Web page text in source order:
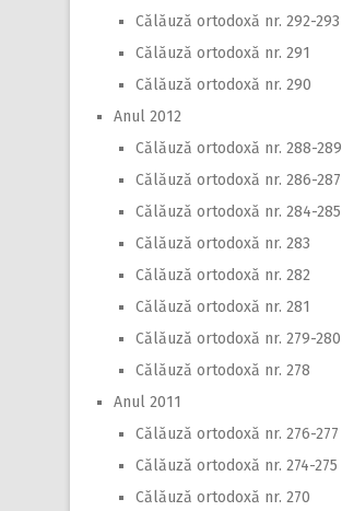
Călăuză ortodoxă nr. 292-293
Călăuză ortodoxă nr. 291
Călăuză ortodoxă nr. 290
Anul 2012
Călăuză ortodoxă nr. 288-289
Călăuză ortodoxă nr. 286-287
Călăuză ortodoxă nr. 284-285
Călăuză ortodoxă nr. 283
Călăuză ortodoxă nr. 282
Călăuză ortodoxă nr. 281
Călăuză ortodoxă nr. 279-280
Călăuză ortodoxă nr. 278
Anul 2011
Călăuză ortodoxă nr. 276-277
Călăuză ortodoxă nr. 274-275
Călăuză ortodoxă nr. 270